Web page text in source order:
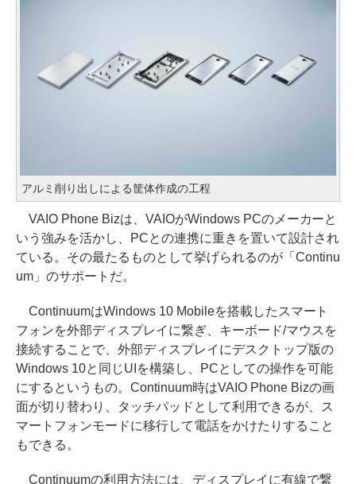
アルミ削り出しによる筐体作成の工程
VAIO Phone Bizは、VAIOがWindows PCのメーカーと
いう強みを活かし、PCとの連携に重きを置いて設計され
ている。その最たるものとして挙げられるのが「Continu
um」のサポートだ。
ContinuumはWindows 10 Mobileを搭載したスマート
フォンを外部ディスプレイに繋ぎ、キーボード/マウスを
接続することで、外部ディスプレイにデスクトップ版の
Windows 10と同じUIを構築し、PCとしての操作を可能
にするというもの。Continuum時はVAIO Phone Bizの画
面が切り替わり、タッチパッドとして利用できるが、ス
マートフォンモードに移行して電話をかけたりすること
もできる。
Continuumの利用方法には、ディスプレイに有線で繋